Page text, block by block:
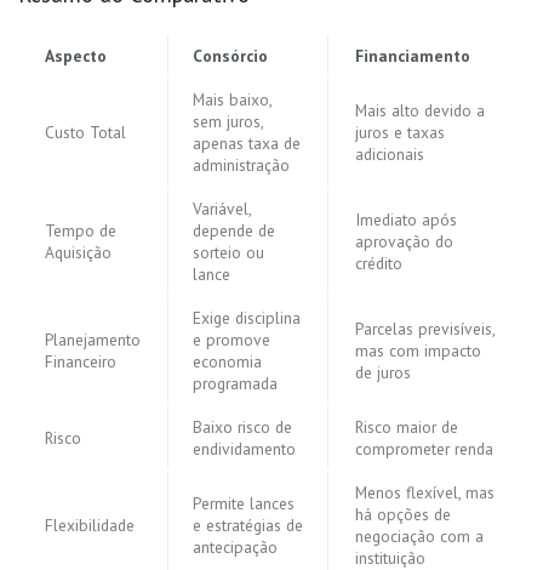
Aspecto Consórcio Financiamento
Custo Total
Mais baixo,
sem juros,
apenas taxa de
administração
Mais alto devido a
juros e taxas
adicionais
Tempo de
Aquisição
Variável,
depende de
sorteio ou
lance
Imediato após
aprovação do
crédito
Planejamento
Financeiro
Exige disciplina
e promove
economia
programada
Parcelas previsíveis,
mas com impacto
de juros
Risco
Baixo risco de
endividamento
Risco maior de
comprometer renda
Flexibilidade
Permite lances
e estratégias de
antecipação
Menos flexível, mas
há opções de
negociação com a
instituição